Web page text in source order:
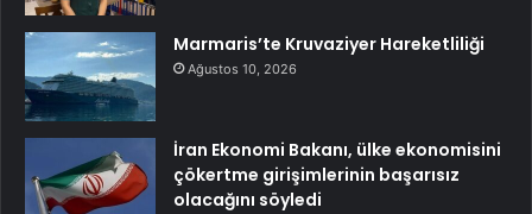
Marmaris’te Kruvaziyer Hareketliliği
Ağustos 10, 2026
İran Ekonomi Bakanı, ülke ekonomisini
çökertme girişimlerinin başarısız
olacağını söyledi